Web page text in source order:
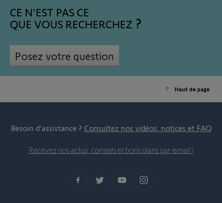
CE N'EST PAS CE
QUE VOUS RECHERCHEZ
Posez votre question
Haut de page
Besoin d’assistance ? Consultez nos vidéos, notices et FAQ
Recevez nos actus, conseils et bons plans par email !